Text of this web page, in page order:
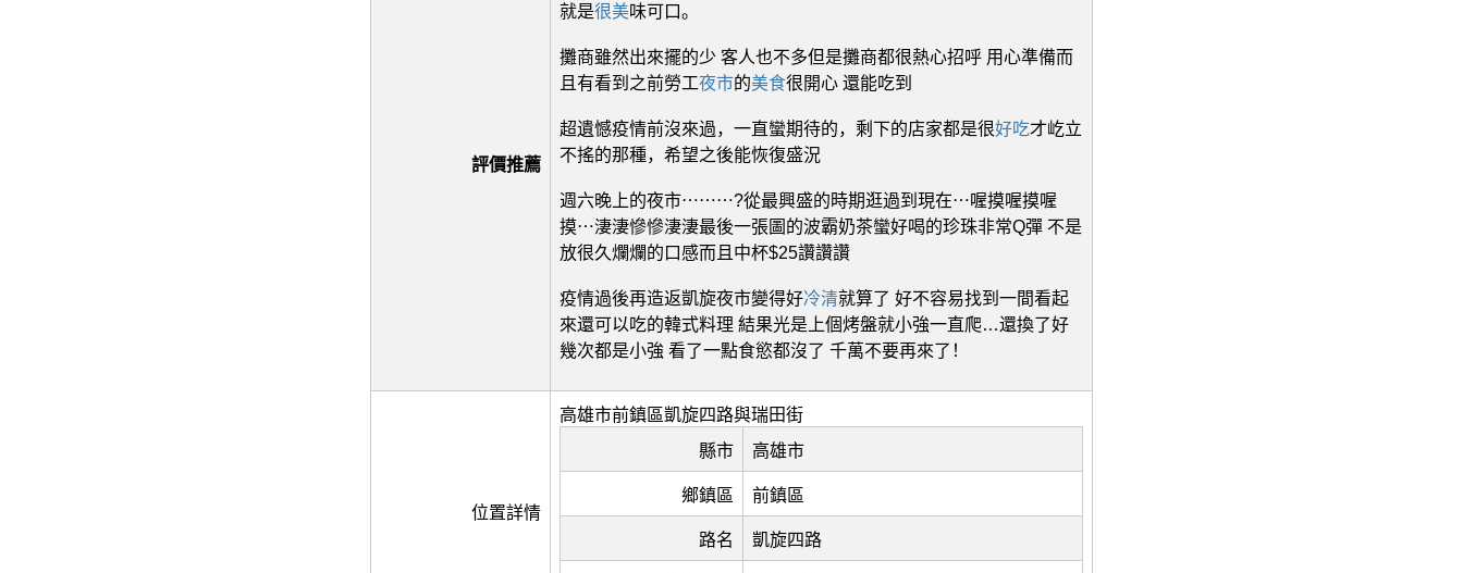
評價推薦
就是很美味可口。
攤商雖然出來擺的少 客人也不多但是攤商都很熱心招呼 用心準備而
且有看到之前勞工夜市的美食很開心 還能吃到
超遺憾疫情前沒來過，一直蠻期待的，剩下的店家都是很好吃才屹立
不搖的那種，希望之後能恢復盛況
週六晚上的夜市⋯⋯⋯?從最興盛的時期逛過到現在⋯喔摸喔摸喔
摸⋯淒淒慘慘淒淒最後一張圖的波霸奶茶蠻好喝的珍珠非常Q彈 不是
放很久爛爛的口感而且中杯$25讚讚讚
疫情過後再造返凱旋夜市變得好冷清就算了 好不容易找到一間看起
來還可以吃的韓式料理 結果光是上個烤盤就小強一直爬…還換了好
幾次都是小強 看了一點食慾都沒了 千萬不要再來了！
位置詳情
高雄市前鎮區凱旋四路與瑞田街
縣市
高雄市
鄉鎮區 前鎮區
路名 凱旋四路